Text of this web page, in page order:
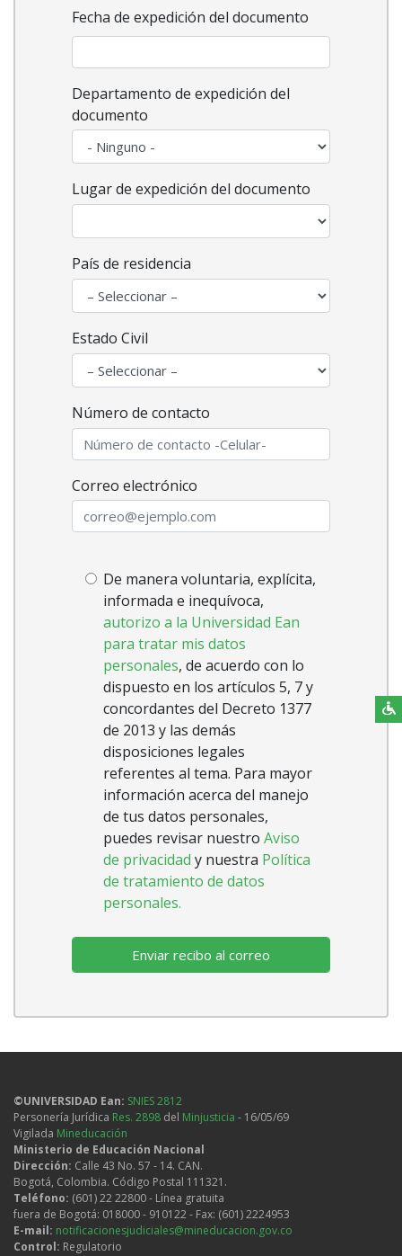
Fecha de expedición del documento
Departamento de expedición del
documento
Lugar de expedición del documento
País de residencia
Estado Civil
Número de contacto
Correo electrónico
Autorizo
uso
datos
personales
De manera voluntaria, explícita,
informada e inequívoca,
autorizo a la Universidad Ean
para tratar mis datos
personales, de acuerdo con lo
dispuesto en los artículos 5, 7 y
concordantes del Decreto 1377
de 2013 y las demás
disposiciones legales
referentes al tema. Para mayor
información acerca del manejo
de tus datos personales,
puedes revisar nuestro Aviso
de privacidad y nuestra Política
de tratamiento de datos
personales.
©UNIVERSIDAD Ean: SNIES 2812
Personería Jurídica Res. 2898 del Minjusticia - 16/05/69
Vigilada Mineducación
Ministerio de Educación Nacional
Dirección: Calle 43 No. 57 - 14. CAN.
Bogotá, Colombia. Código Postal 111321.
Teléfono: (601) 22 22800 - Línea gratuita
fuera de Bogotá: 018000 - 910122 - Fax: (601) 2224953
E-mail: notificacionesjudiciales@mineducacion.gov.co
Control: Regulatorio